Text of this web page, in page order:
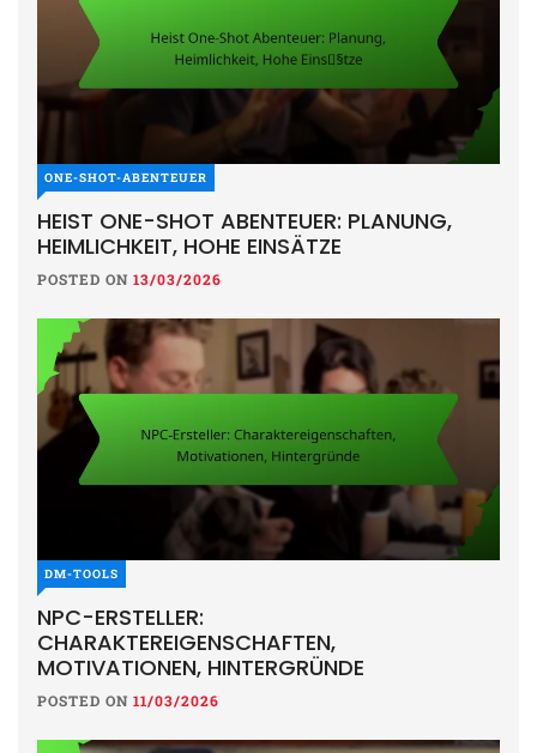
ONE-SHOT-ABENTEUER
HEIST ONE-SHOT ABENTEUER: PLANUNG,
HEIMLICHKEIT, HOHE EINSÄTZE
POSTED ON 13/03/2026
DM-TOOLS
NPC-ERSTELLER:
CHARAKTEREIGENSCHAFTEN,
MOTIVATIONEN, HINTERGRÜNDE
POSTED ON 11/03/2026